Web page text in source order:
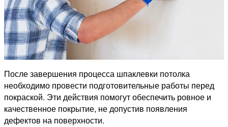
После завершения процесса шпаклевки потолка
необходимо провести подготовительные работы перед
покраской. Эти действия помогут обеспечить ровное и
качественное покрытие, не допустив появления
дефектов на поверхности.